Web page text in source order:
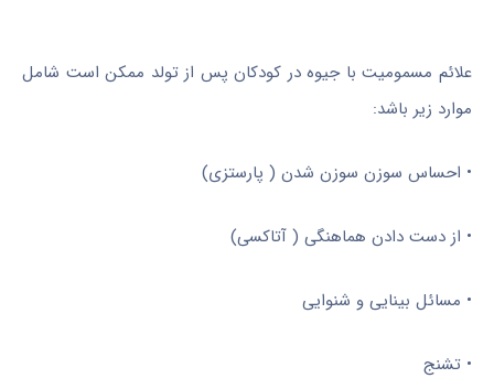
علائم مسمومیت با جیوه در کودکان پس از تولد ممکن است شامل
موارد زیر باشد:
• احساس سوزن سوزن شدن ( پارستزی)
• از دست دادن هماهنگی ( آتاکسی)
• مسائل بینایی و شنوایی
• تشنج